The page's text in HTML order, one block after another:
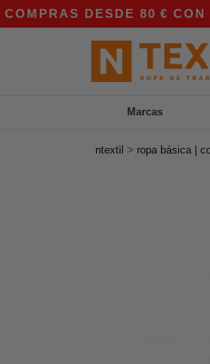
DESDE 80 € CON EL
Marcas
ntextil > ropa básica |